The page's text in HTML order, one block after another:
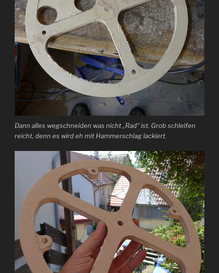
Dann alles wegschneiden was nicht „Rad“ ist. Grob schleifen
reicht, denn es wird eh mit Hammerschlag lackiert.